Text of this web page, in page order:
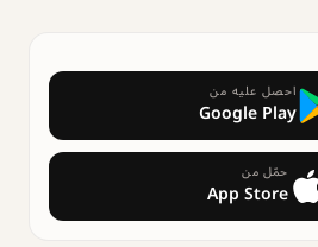
احصل عليه من
Google Play
حمّل من
App Store